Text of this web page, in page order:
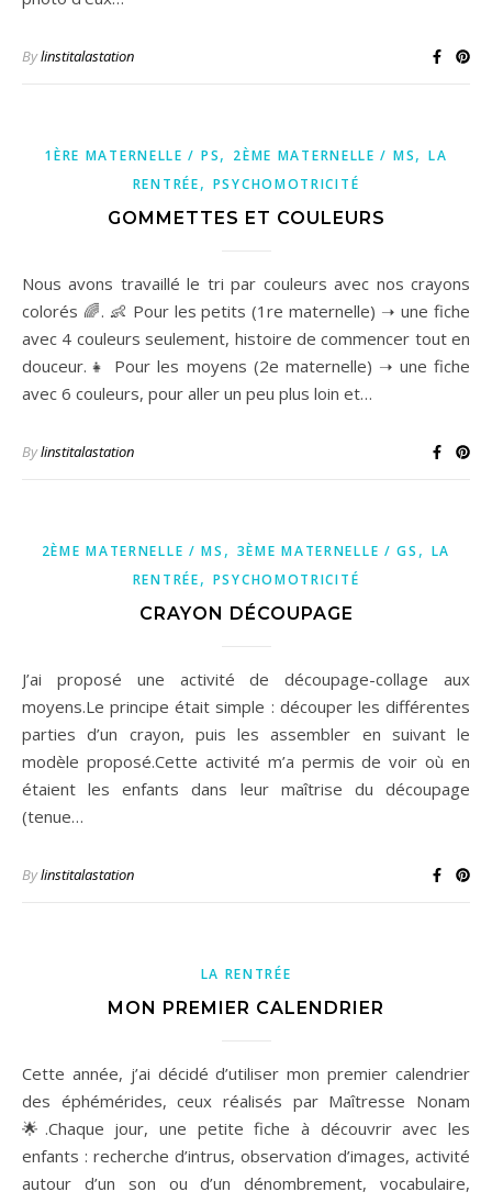
Bylinstitalastation
1ÈRE MATERNELLE / PS, 2ÈME MATERNELLE / MS,LA
RENTRÉE, PSYCHOMOTRICITÉ
GOMMETTES ET COULEURS
Nous avons travaillé le tri par couleurs avec nos crayons
colorés 🌈. 👶 Pour les petits (1re maternelle) ➝ une fiche
avec 4 couleurs seulement, histoire de commencer tout en
douceur.👧 Pour les moyens (2e maternelle) ➝ une fiche
avec 6 couleurs, pour aller un peu plus loin et…
Bylinstitalastation
2ÈME MATERNELLE / MS , 3ÈME MATERNELLE / GS , LA
RENTRÉE, PSYCHOMOTRICITÉ
CRAYON DÉCOUPAGE
J’ai proposé une activité de découpage-collage aux
moyens.Le principe était simple : découper les différentes
parties d’un crayon, puis les assembler en suivant le
modèle proposé.Cette activité m’a permis de voir où en
étaient les enfants dans leur maîtrise du découpage
(tenue…
Bylinstitalastation
LA RENTRÉE
MON PREMIER CALENDRIER
Cette année, j’ai décidé d’utiliser mon premier calendrier
des éphémérides, ceux réalisés par Maîtresse Nonam
🌟.Chaque jour, une petite fiche à découvrir avec les
enfants : recherche d’intrus, observation d’images, activité
autour d’un son ou d’un dénombrement, vocabulaire,